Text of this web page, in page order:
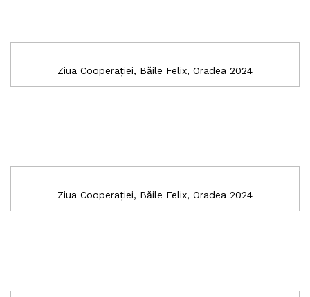
Ziua Cooperației, Băile Felix, Oradea 2024
Ziua Cooperației, Băile Felix, Oradea 2024